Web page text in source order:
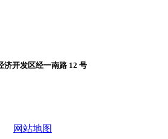
济开发区经一南路 12 号
网站地图